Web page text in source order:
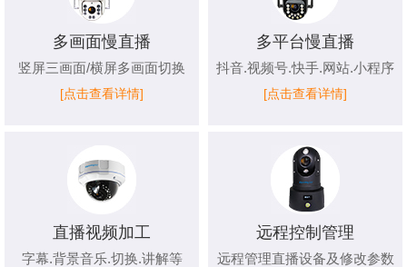
多画面慢直播
竖屏三画面/横屏多画面切换
[点击查看详情]
多平台慢直播
抖音.视频号.快手.网站.小程序
[点击查看详情]
直播视频加工
字幕.背景音乐.切换.讲解等
远程控制管理
远程管理直播设备及修改参数